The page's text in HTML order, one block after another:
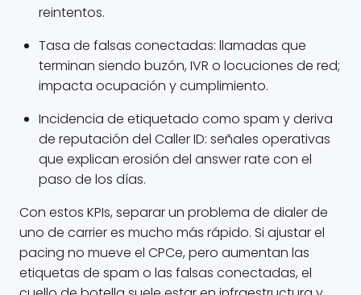
reintentos.
Tasa de falsas conectadas: llamadas que
terminan siendo buzón, IVR o locuciones de red;
impacta ocupación y cumplimiento.
Incidencia de etiquetado como spam y deriva
de reputación del Caller ID: señales operativas
que explican erosión del answer rate con el
paso de los días.
Con estos KPIs, separar un problema de dialer de
uno de carrier es mucho más rápido. Si ajustar el
pacing no mueve el CPCe, pero aumentan las
etiquetas de spam o las falsas conectadas, el